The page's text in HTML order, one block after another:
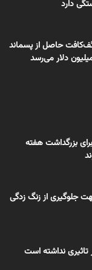
دارد
حاصل از پسماند
آبان ماه و برای بزرگداشت هفته
جلوگیری از زنگ زدگی
تاثیری نداشته است